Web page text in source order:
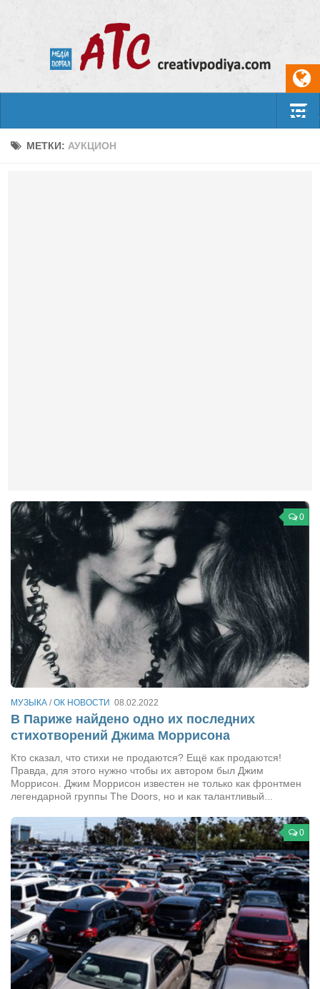
События
Деньги
Традиции
Опросы
Экология
Здоровье
Здоровый образ жизни
Сам себе доктор
Активный отдых
Досье
Лариса Ильченко
Орест Коваль
Тамара Кубракова
Елена Мельник
Вера Паненко
Семён Салатенко
Сергей Шепилов
Актёры
Валентин Бурый
Артём Мяус
МЕТКИ: АУКЦИОН
0
МУЗЫКА /ОК НОВОСТИ 08.02.2022
В Париже найдено одно их последних
стихотворений Джима Моррисона
Кто сказал, что стихи не продаются? Ещё как продаются!
Правда, для этого нужно чтобы их автором был Джим
Моррисон. Джим Моррисон известен не только как фронтмен
легендарной группы The Doors, но и как талантливый...
0